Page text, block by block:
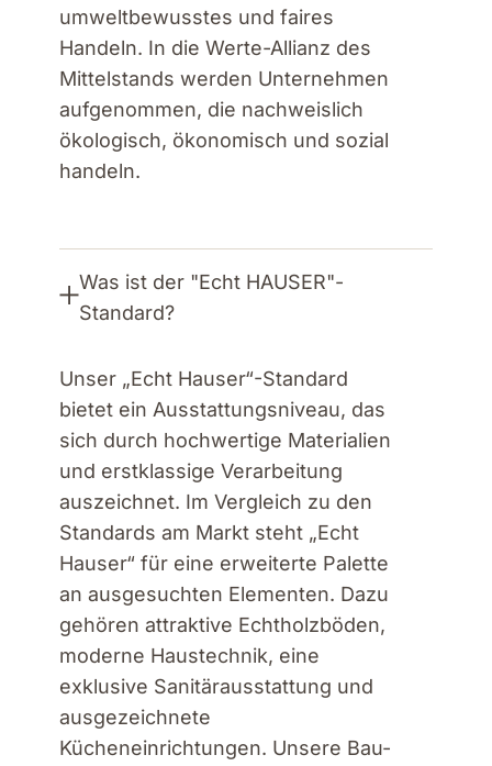
umweltbewusstes und faires
Handeln. In die Werte-Allianz des
Mittelstands werden Unternehmen
aufgenommen, die nachweislich
ökologisch, ökonomisch und sozial
handeln.
Was ist der "Echt HAUSER"-
Standard?
Unser „Echt Hauser“-Standard
bietet ein Ausstattungsniveau, das
sich durch hochwertige Materialien
und erstklassige Verarbeitung
auszeichnet. Im Vergleich zu den
Standards am Markt steht „Echt
Hauser“ für eine erweiterte Palette
an ausgesuchten Elementen. Dazu
gehören attraktive Echtholzböden,
moderne Haustechnik, eine
exklusive Sanitärausstattung und
ausgezeichnete
Kücheneinrichtungen. Unsere Bau-